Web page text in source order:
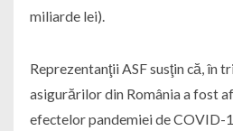
miliarde lei).
Reprezentanţii ASF susţin că, în
asigurărilor din România a fost
efectelor pandemiei de COVID-